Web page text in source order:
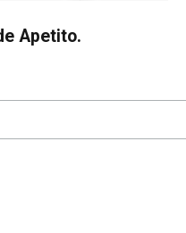
Apetito.